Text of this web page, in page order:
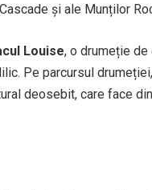
și ale Munților
Louise, o drumeție
Pe parcursul
deosebit, care face